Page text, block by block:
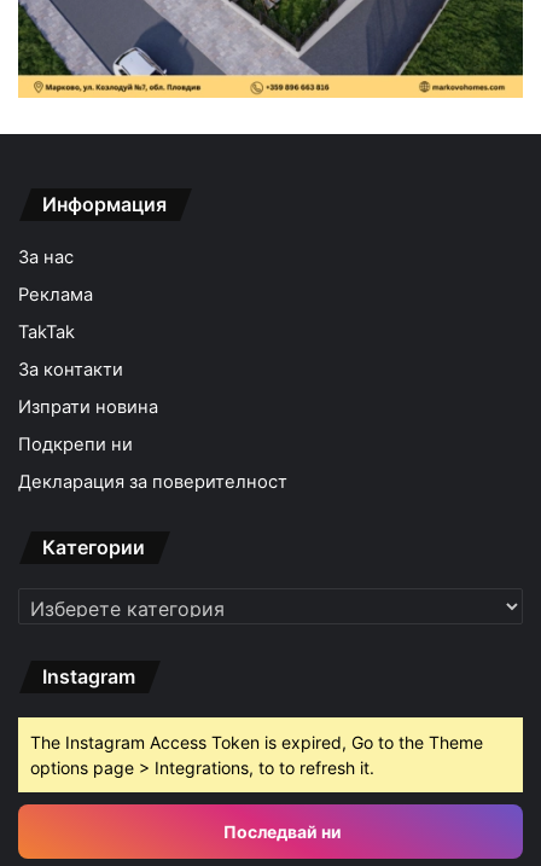
Информация
За нас
Реклама
TakTak
За контакти
Изпрати новина
Подкрепи ни
Декларация за поверителност
Категории
Категории
Instagram
The Instagram Access Token is expired, Go to the Theme
options page > Integrations, to to refresh it.
Последвай ни